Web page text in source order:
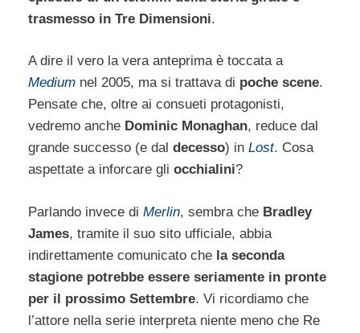
trasmesso in Tre Dimensioni.
A dire il vero la vera anteprima è toccata a
Medium nel 2005, ma si trattava di poche scene.
Pensate che, oltre ai consueti protagonisti,
vedremo anche Dominic Monaghan, reduce dal
grande successo (e dal decesso) in Lost. Cosa
aspettate a inforcare gli occhialini?
Parlando invece di Merlin, sembra che Bradley
James, tramite il suo sito ufficiale, abbia
indirettamente comunicato che la seconda
stagione potrebbe essere seriamente in pronte
per il prossimo Settembre. Vi ricordiamo che
l’attore nella serie interpreta niente meno che Re